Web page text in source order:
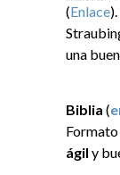
(Enlace).
una
Biblia (
Formato
ágil y